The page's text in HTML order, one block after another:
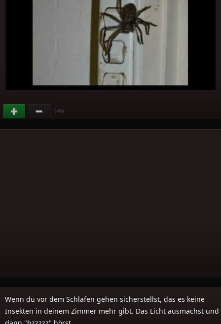
(+68)
Wenn du vor dem Schlafen gehen sicherstellst, das es keine
Insekten in deinem Zimmer mehr gibt. Das Licht ausmachst und